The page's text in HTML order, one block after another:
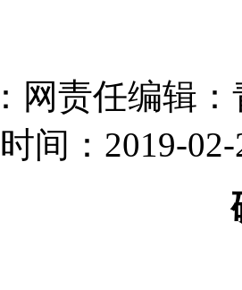
网责任编辑
间：2019-